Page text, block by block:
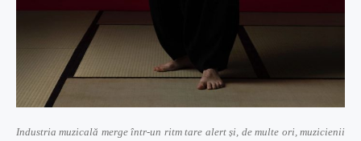
Industria muzicală merge într-un ritm tare alert și, de multe ori, muzicienii